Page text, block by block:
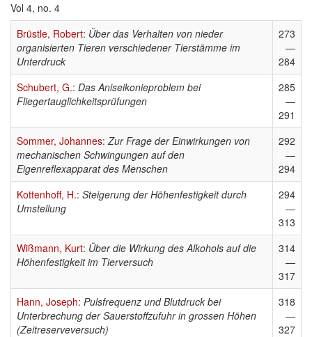
Vol 4, no. 4
Brüstle, Robert: Über das Verhalten von nieder
organisierten Tieren verschiedener Tierstämme im
Unterdruck
273
—
284
Schubert, G.: Das Aniseikonieproblem bei
Fliegertauglichkeitsprüfungen
285
—
291
Sommer, Johannes:Zur Frage der Einwirkungen von
mechanischen Schwingungen auf den
Eigenreflexapparat des Menschen
292
—
294
Kottenhoff, H.: Steigerung der Höhenfestigkeit durch
Umstellung
294
—
313
Wißmann, Kurt: Über die Wirkung des Alkohols auf die
Höhenfestigkeit im Tierversuch
314
—
317
Hann, Joseph: Pulsfrequenz und Blutdruck bei
Unterbrechung der Sauerstoffzufuhr in grossen Höhen
(Zeitreserveversuch)
318
—
327